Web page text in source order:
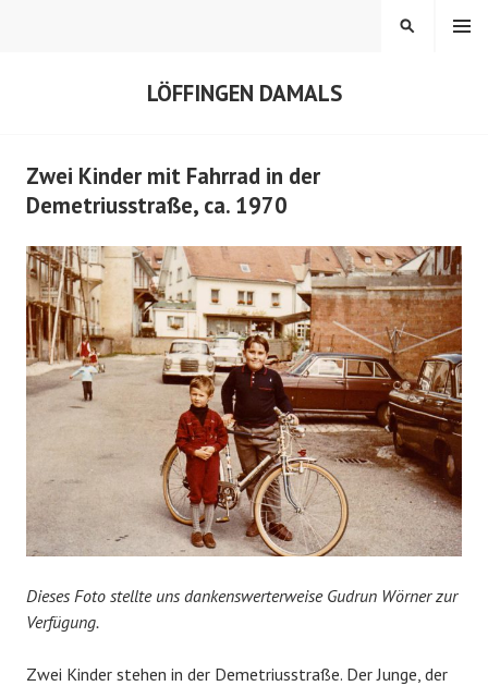
LÖFFINGEN DAMALS
MENÜ
SUCHEN
Zwei Kinder mit Fahrrad in der
Demetriusstraße, ca. 1970
Dieses Foto stellte uns dankenswerterweise Gudrun Wörner zur
Verfügung.
Zwei Kinder stehen in der Demetriusstraße. Der Junge, der